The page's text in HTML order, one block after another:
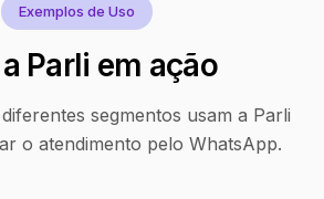
Exemplos de Uso
Parli em ação
segmentos usam a Parli
o atendimento pelo WhatsApp.